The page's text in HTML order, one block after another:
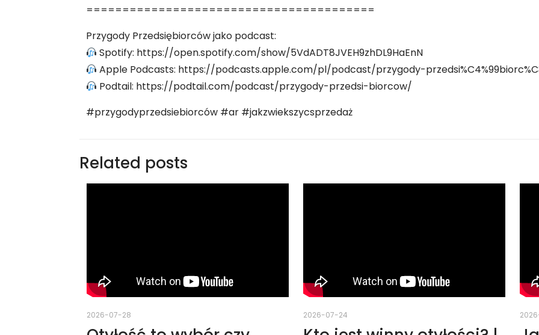
========================================
Przygody Przedsiębiorców jako podcast:
Spotify: https://open.spotify.com/show/5VdADT8JVEH9zhDL9HaEnN
Apple Podcasts: https://podcasts.apple.com/pl/podcast/przygody-
Podtail: https://podtail.com/podcast/przygody-przedsi-biorcow/
#przygodyprzedsiebiorców #ar #jakzwiekszycsprzedaż
Related posts
2026-07-28 2026-07-24